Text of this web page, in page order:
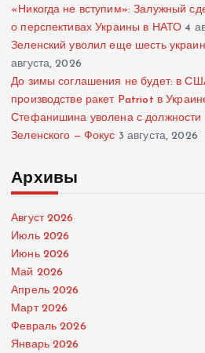
«Никогда не вступим»: Залужный
о перспективах Украины в НАТО 4
Зеленский уволил еще шесть
августа, 2026
До зимы соглашения не будет: в
производстве ракет Patriot в
Стефанишина уволена с
Зеленского — Фокус 3 августа, 2026
Архивы
Август 2026
Июль 2026
Июнь 2026
Май 2026
Апрель 2026
Март 2026
Февраль 2026
Январь 2026